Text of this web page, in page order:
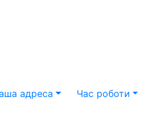
адреса Час роботи